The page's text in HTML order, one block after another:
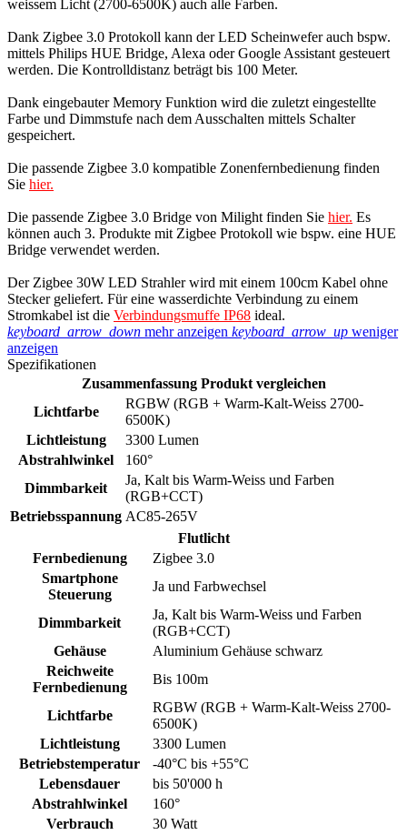
weissem Licht (2700-6500K) auch alle Farben.
Dank Zigbee 3.0 Protokoll kann der LED Scheinwefer auch bspw.
mittels Philips HUE Bridge, Alexa oder Google Assistant gesteuert
werden. Die Kontrolldistanz beträgt bis 100 Meter.
Dank eingebauter Memory Funktion wird die zuletzt eingestellte
Farbe und Dimmstufe nach dem Ausschalten mittels Schalter
gespeichert.
Die passende Zigbee 3.0 kompatible Zonenfernbedienung finden
Sie hier.
Die passende Zigbee 3.0 Bridge von Milight finden Sie hier. Es
können auch 3. Produkte mit Zigbee Protokoll wie bspw. eine HUE
Bridge verwendet werden.
Der Zigbee 30W LED Strahler wird mit einem 100cm Kabel ohne
Stecker geliefert. Für eine wasserdichte Verbindung zu einem
Stromkabel ist die Verbindungsmuffe IP68 ideal.
keyboard_arrow_down mehr anzeigen keyboard_arrow_up weniger
anzeigen
Spezifikationen
Zusammenfassung Produkt vergleichen
Lichtfarbe
RGBW (RGB + Warm-Kalt-Weiss 2700-
6500K)
Lichtleistung
3300 Lumen
Abstrahlwinkel
160°
Dimmbarkeit
Ja, Kalt bis Warm-Weiss und Farben
(RGB+CCT)
Betriebsspannung AC85-265V
Flutlicht
Fernbedienung
Zigbee 3.0
Smartphone
Steuerung
Ja und Farbwechsel
Dimmbarkeit
Ja, Kalt bis Warm-Weiss und Farben
(RGB+CCT)
Gehäuse
Aluminium Gehäuse schwarz
Reichweite
Fernbedienung
Bis 100m
Lichtfarbe
RGBW (RGB + Warm-Kalt-Weiss 2700-
6500K)
Lichtleistung
3300 Lumen
Betriebstemperatur
-40°C bis +55°C
Lebensdauer
bis 50'000 h
Abstrahlwinkel
160°
Verbrauch
30 Watt